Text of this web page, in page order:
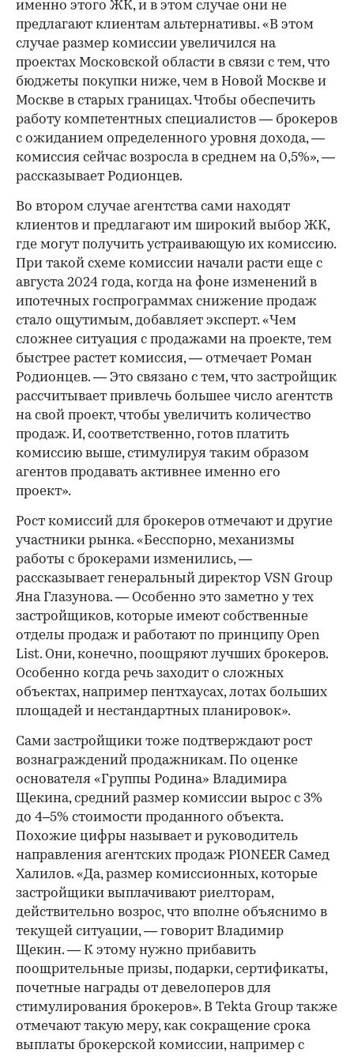
именно этого ЖК, и в этом случае они не
предлагают клиентам альтернативы. «В этом
случае размер комиссии увеличился на
проектах Московской области в связи с тем, что
бюджеты покупки ниже, чем в Новой Москве и
Москве в старых границах. Чтобы обеспечить
работу компетентных специалистов — брокеров
с ожиданием определенного уровня дохода, —
комиссия сейчас возросла в среднем на 0,5%», —
рассказывает Родионцев.
Во втором случае агентства сами находят
клиентов и предлагают им широкий выбор ЖК,
где могут получить устраивающую их комиссию.
При такой схеме комиссии начали расти еще с
августа 2024 года, когда на фоне изменений в
ипотечных госпрограммах снижение продаж
стало ощутимым, добавляет эксперт. «Чем
сложнее ситуация с продажами на проекте, тем
быстрее растет комиссия, — отмечает Роман
Родионцев. — Это связано с тем, что застройщик
рассчитывает привлечь большее число агентств
на свой проект, чтобы увеличить количество
продаж. И, соответственно, готов платить
комиссию выше, стимулируя таким образом
агентов продавать активнее именно его
проект».
Рост комиссий для брокеров отмечают и другие
участники рынка. «Бесспорно, механизмы
работы с брокерами изменились, —
рассказывает генеральный директор VSN Group
Яна Глазунова. — Особенно это заметно у тех
застройщиков, которые имеют собственные
отделы продаж и работают по принципу Open
List. Они, конечно, поощряют лучших брокеров.
Особенно когда речь заходит о сложных
объектах, например пентхаусах, лотах больших
площадей и нестандартных планировок».
Сами застройщики тоже подтверждают рост
вознаграждений продажникам. По оценке
основателя «Группы Родина» Владимира
Щекина, средний размер комиссии вырос с 3%
до 4–5% стоимости проданного объекта.
Похожие цифры называет и руководитель
направления агентских продаж PIONEER Самед
Халилов. «Да, размер комиссионных, которые
застройщики выплачивают риелторам,
действительно возрос, что вполне объяснимо в
текущей ситуации, — говорит Владимир
Щекин. — К этому нужно прибавить
поощрительные призы, подарки, сертификаты,
почетные награды от девелоперов для
стимулирования брокеров». В Tekta Group также
отмечают такую меру, как сокращение срока
выплаты брокерской комиссии, например с